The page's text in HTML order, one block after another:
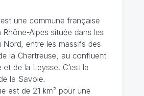
une commune française
Rhône-Alpes située dans les
Nord, entre les massifs des
la Chartreuse, au confluent
et de la Leysse. C’est la
la Savoie.
est de 21 km² pour une